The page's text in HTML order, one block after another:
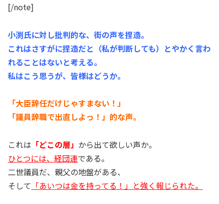
[/note]
小渕氏に対し批判的な、街の声を捏造。
これはさすがに捏造だと（私が判断しても）とやかく言わ
れることはないと考える。
私はこう思うが、皆様はどうか。
「大臣辞任だけじゃすまない！」
「議員辞職で出直しよっ！」的な声。
これは 「どこの層」 から出て欲しい声か。
ひとつには、経団連である。
二世議員だ、親父の地盤がある、
そして 「あいつは金を持ってる！」と強く報じられた。